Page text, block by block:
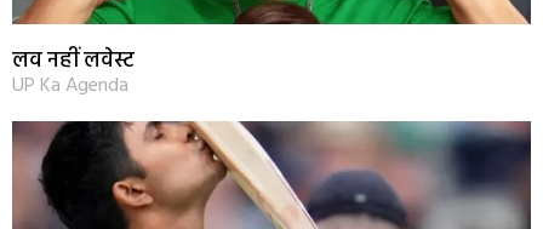
लव नहीं लवेस्ट
UP Ka Agenda